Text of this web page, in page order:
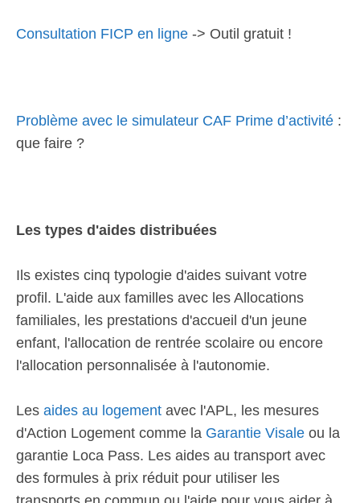
Consultation FICP en ligne -> Outil gratuit !
Problème avec le simulateur CAF Prime d’activité :
que faire ?
Les types d'aides distribuées
Ils existes cinq typologie d'aides suivant votre
profil. L'aide aux familles avec les Allocations
familiales, les prestations d'accueil d'un jeune
enfant, l'allocation de rentrée scolaire ou encore
l'allocation personnalisée à l'autonomie.
Les aides au logement avec l'APL, les mesures
d'Action Logement comme la Garantie Visale ou la
garantie Loca Pass. Les aides au transport avec
des formules à prix réduit pour utiliser les